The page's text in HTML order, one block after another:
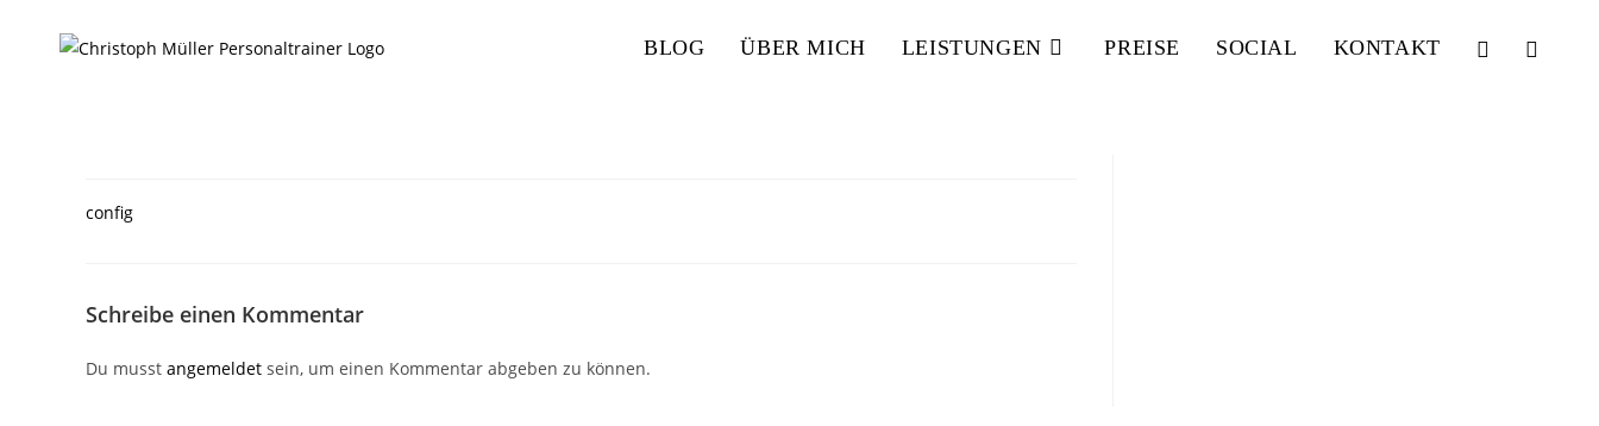
BLOG ÜBER MICH LEISTUNGEN PREISE SOCIAL KONTAKT
config
Schreibe einen Kommentar
Du musst angemeldet sein, um einen Kommentar abgeben zu können.